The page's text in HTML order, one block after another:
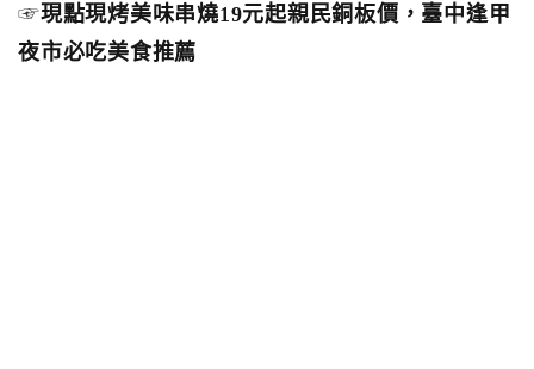
☞現點現烤美味串燒19元起親民銅板價，臺中逢甲
夜市必吃美食推薦